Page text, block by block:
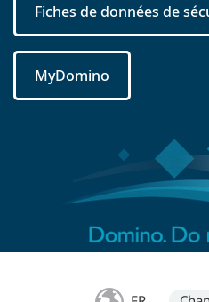
Fiches de données de
MyDomino